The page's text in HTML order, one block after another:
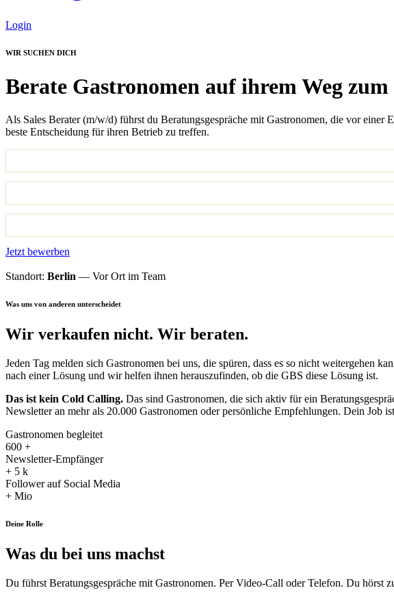
Login
WIR SUCHEN DICH
Berate Gastronomen auf ihrem Weg zum
Als Sales Berater (m/w/d) führst du Beratungsgespräche mit Gastronomen, die vor
beste Entscheidung für ihren Betrieb zu treffen.
Jetzt bewerben
Standort: Berlin — Vor Ort im Team
Was uns von anderen unterscheidet
Wir verkaufen nicht. Wir beraten.
Jeden Tag melden sich Gastronomen bei uns, die spüren, dass es so nicht weitergehen
nach einer Lösung und wir helfen ihnen herauszufinden, ob die GBS diese Lösung ist.
Das ist kein Cold Calling. Das sind Gastronomen, die sich aktiv für ein
Newsletter an mehr als 20.000 Gastronomen oder persönliche Empfehlungen. Dein Job
Gastronomen begleitet
600 +
Newsletter-Empfänger
+ 5 k
Follower auf Social Media
+ Mio
Deine Rolle
Was du bei uns machst
Du führst Beratungsgespräche mit Gastronomen. Per Video-Call oder Telefon. Du